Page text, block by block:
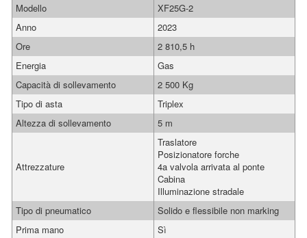
Modello
XF25G-2
Anno
2023
Ore
2 810,5 h
Energia
Gas
Capacità di sollevamento
2 500 Kg
Tipo di asta
Triplex
Altezza di sollevamento
5 m
Attrezzature
Traslatore
Posizionatore forche
4a valvola arrivata al ponte
Cabina
Illuminazione stradale
Tipo di pneumatico
Solido e flessibile non marking
Prima mano
Sì